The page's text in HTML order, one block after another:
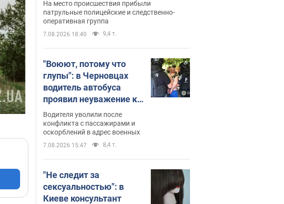
административный протокол.
Видео
На место происшествия прибыли
патрульные полицейские и следственно-
оперативная группа
7.08.2026 18:40 9,4 т.
"Воюют, потому что
глупы": в Черновцах
водитель автобуса
проявил неуважение к
украинским военным и
поплатился за это.
Видео
Водителя уволили после
конфликта с пассажирами и
оскорблений в адрес военных
7.08.2026 15:47 8,4 т.
"Не следит за
сексуальностью": в
Киеве консультант